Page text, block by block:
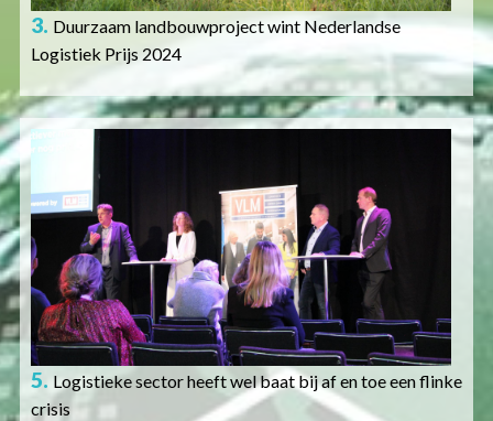
3. Duurzaam landbouwproject wint Nederlandse
Logistiek Prijs 2024
Afbeelding
5. Logistieke sector heeft wel baat bij af en toe een flinke
crisis